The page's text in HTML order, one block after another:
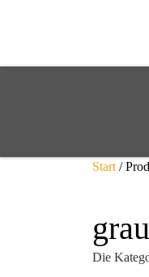
Start /
grau
Die